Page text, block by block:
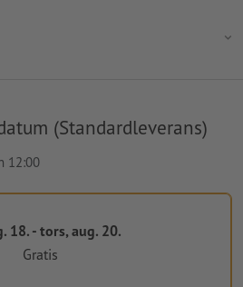
(Standardleverans)
12:00
18. - tors, aug. 20.
Gratis